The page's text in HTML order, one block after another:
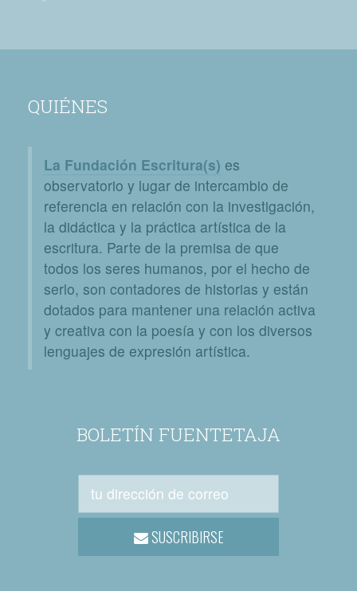
QUIÉNES
La Fundación Escritura(s) es
observatorio y lugar de intercambio de
referencia en relación con la investigación,
la didáctica y la práctica artística de la
escritura. Parte de la premisa de que
todos los seres humanos, por el hecho de
serlo, son contadores de historias y están
dotados para mantener una relación activa
y creativa con la poesía y con los diversos
lenguajes de expresión artística.
BOLETÍN FUENTETAJA
SUSCRIBIRSE